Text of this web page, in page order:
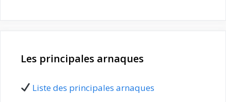
Les principales arnaques
Liste des principales arnaques